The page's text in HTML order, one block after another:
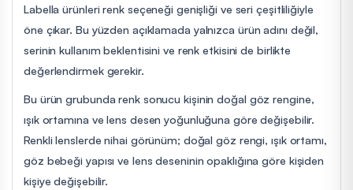
Labella ürünleri renk seçeneği genişliği ve seri çeşitliliğiyle
öne çıkar. Bu yüzden açıklamada yalnızca ürün adını değil,
serinin kullanım beklentisini ve renk etkisini de birlikte
değerlendirmek gerekir.
Bu ürün grubunda renk sonucu kişinin doğal göz rengine,
ışık ortamına ve lens desen yoğunluğuna göre değişebilir.
Renkli lenslerde nihai görünüm; doğal göz rengi, ışık ortamı,
göz bebeği yapısı ve lens deseninin opaklığına göre kişiden
kişiye değişebilir.